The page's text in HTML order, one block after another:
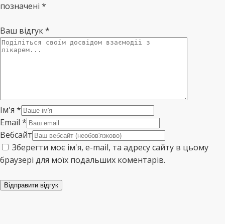
позначені *
Ваш відгук*
Ім'я *
Email *
Вебсайт
Зберегти моє ім'я, e-mail, та адресу сайту в цьому
браузері для моїх подальших коментарів.
Відправити відгук